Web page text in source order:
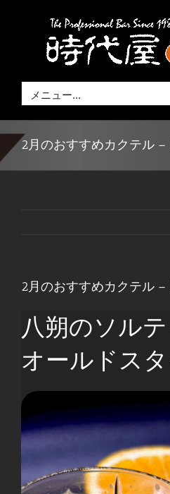
メニュー...
2月のおすすめカクテル –
2月のおすすめカクテル –
八朔のソル
オールドス